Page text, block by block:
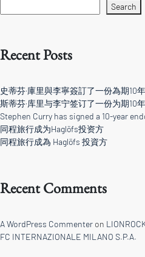
Search
Recent Posts
史蒂芬·庫里與李寧簽訂了一份為期10
斯蒂芬·库里与李宁签订了一份为期10
Stephen Curry has signed a 10-year
同程旅行成为Haglöfs投资方
同程旅行成為 Haglöfs 投資方
Recent Comments
A WordPress Commenter on
FC INTERNAZIONALE MILANO S.P.A.